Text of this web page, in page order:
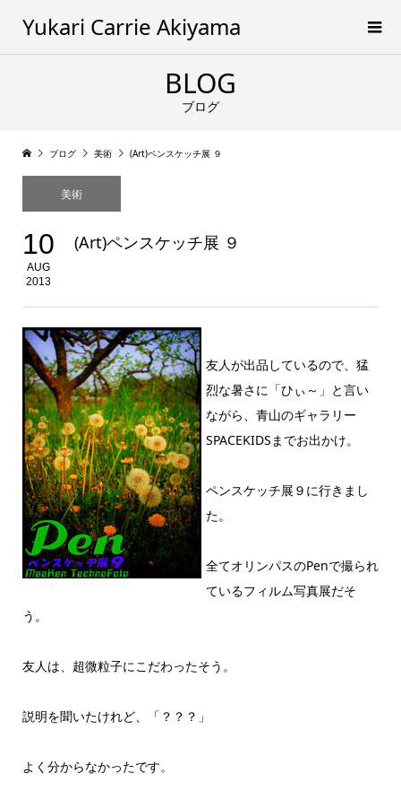
Yukari Carrie Akiyama
BLOG
ブログ
ブログ 美術 (Art)ペンスケッチ展 ９
美術
10
AUG
2013
(Art)ペンスケッチ展 ９
友人が出品しているので、猛
烈な暑さに「ひぃ～」と言い
ながら、青山のギャラリー
SPACEKIDSまでお出かけ。
ペンスケッチ展９に行きまし
た。
全てオリンパスのPenで撮られ
ているフィルム写真展だそ
う。
友人は、超微粒子にこだわったそう。
説明を聞いたけれど、「？？？」
よく分からなかったです。